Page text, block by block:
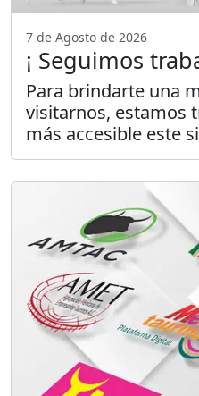
7 de Agosto de 2026
¡ Seguimos
Para brindarte una
visitarnos, estamos
más accesible este